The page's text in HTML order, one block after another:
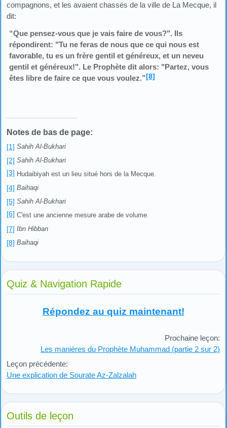
compagnons, et les avaient chassés de la ville de La Mecque, il
dit:
“Que pensez-vous que je vais faire de vous?". Ils
répondirent: "Tu ne feras de nous que ce qui nous est
favorable, tu es un frère gentil et généreux, et un neveu
gentil et généreux!". Le Prophète dit alors: "Partez, vous
êtes libre de faire ce que vous voulez.”[8]
Notes de bas de page:
[1] Sahih Al-Bukhari
[2] Sahih Al-Bukhari
[3] Hudaibiyah est un lieu situé hors de la Mecque.
[4] Baihaqi
[5] Sahih Al-Bukhari
[6] C'est une ancienne mesure arabe de volume.
[7] Ibn Hibban
[8] Baihaqi
Quiz & Navigation Rapide
Répondez au quiz maintenant!
Leçon précédente:
Une explication de Sourate Az-Zalzalah
Prochaine leçon:
Les manières du Prophète Muhammad (partie 2 sur 2)
Outils de leçon